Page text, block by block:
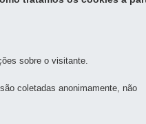
sobre o visitante.
coletadas anonimamente, não